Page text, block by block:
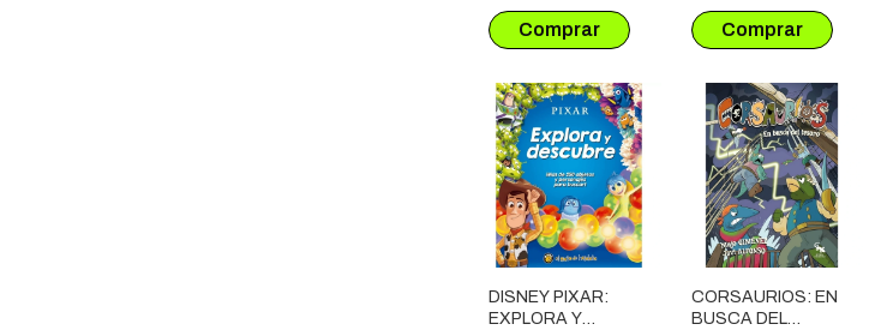
DISNEY PIXAR:
EXPLORA Y
CORSAURIOS: EN
BUSCA DEL